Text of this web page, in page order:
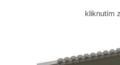
kliknutím